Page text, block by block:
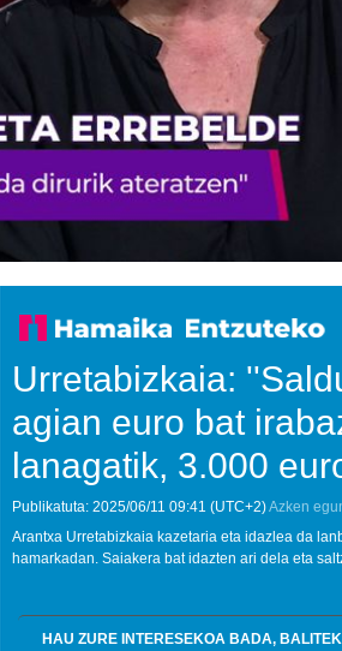
Urretabizkaia:
agian euro bat
lanagatik, 3.000
Publikatuta: 2025/06/11 09:41 (UTC+2)Azken
Arantxa Urretabizkaia kazetaria eta idazlea da
hamarkadan. Saiakera bat idazten ari dela eta
HAU ZURE INTERESEKOA BADA,